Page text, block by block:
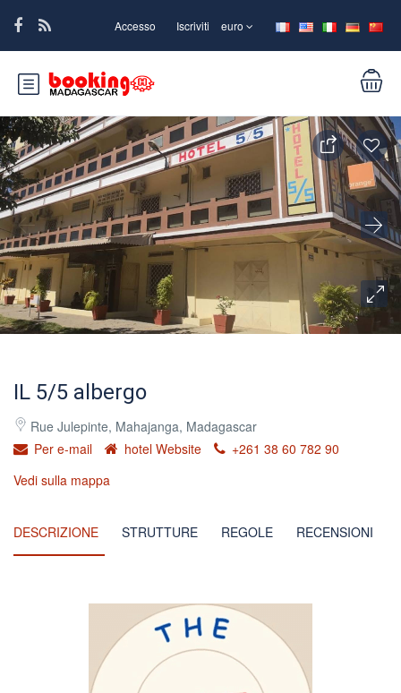
Accesso Iscriviti euro
IL 5/5 albergo
Rue Julepinte, Mahajanga, Madagascar
Per e-mail
hotel Website
+261 38 60 782 90
Vedi sulla mappa
DESCRIZIONE STRUTTURE REGOLE RECENSIONI